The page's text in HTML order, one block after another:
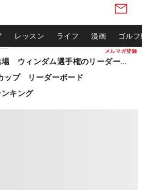
メルマガ登録
レッスン ライフ 漫画 ゴル
松山英樹ら出場 ウィンダム選手権のリーダーボード
ップ リーダーボード
キング